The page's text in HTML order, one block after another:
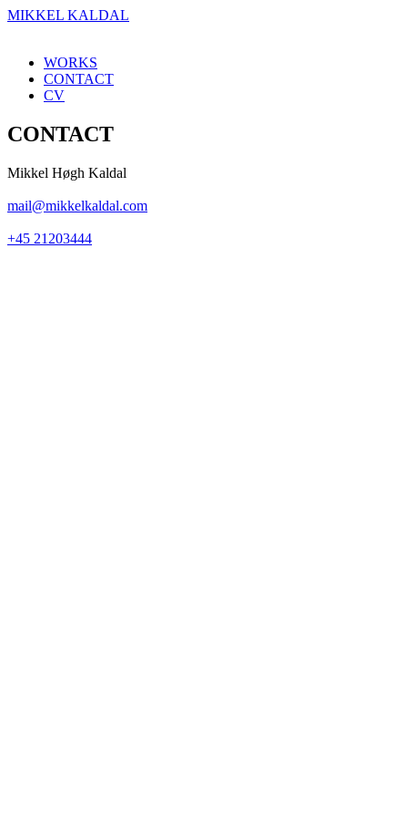
MIKKEL KALDAL
WORKS
CONTACT
CV
CONTACT
Mikkel Høgh Kaldal
mail@mikkelkaldal.com
+45 21203444